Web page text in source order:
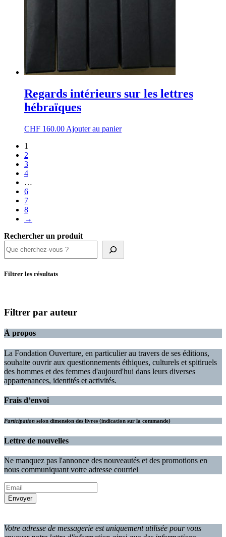
Regards intérieurs sur les lettres
hébraïques
CHF 160.00 Ajouter au panier
1
2
3
4
…
6
7
8
→
Rechercher un produit
Filtrer les résultats
Filtrer par auteur
À propos
La Fondation Ouverture, en particulier au travers de ses éditions,
souhaite ouvrir aux questionnements éthiques, culturels et spitiruels
des hommes et des femmes d'aujourd'hui dans leurs diverses
appartenances, identités et activités.
Frais d’envoi
Participation selon dimension des livres (indication sur la commande)
Lettre de nouvelles
Ne manquez pas l'annonce des nouveautés et des promotions en
nous communiquant votre adresse courriel
Votre adresse de messagerie est uniquement utilisée pour vous